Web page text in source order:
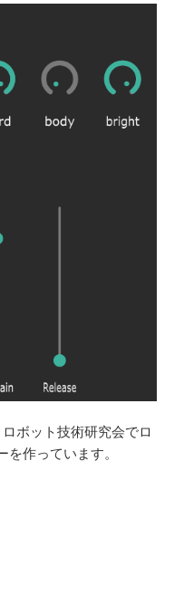
ボット技術研究会でロ
作っています。